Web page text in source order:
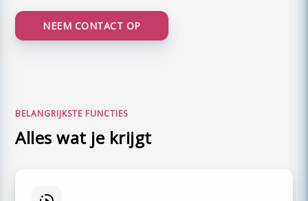
NEEM CONTACT OP
BELANGRIJKSTE FUNCTIES
Alles wat je krijgt